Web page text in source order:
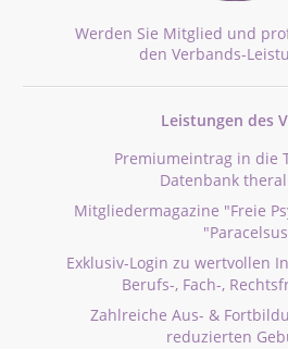
Werden Sie Mitglied und
den Verbands-
Leistungen des
Premiumeintrag in die
Datenbank
Mitgliedermagazine "Freie
Exklusiv-Login zu wertvollen
Berufs-, Fach-,
Zahlreiche Aus- &
reduzierten